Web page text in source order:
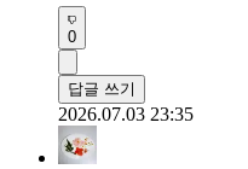
0
답글 쓰기
2026.07.03 23:35